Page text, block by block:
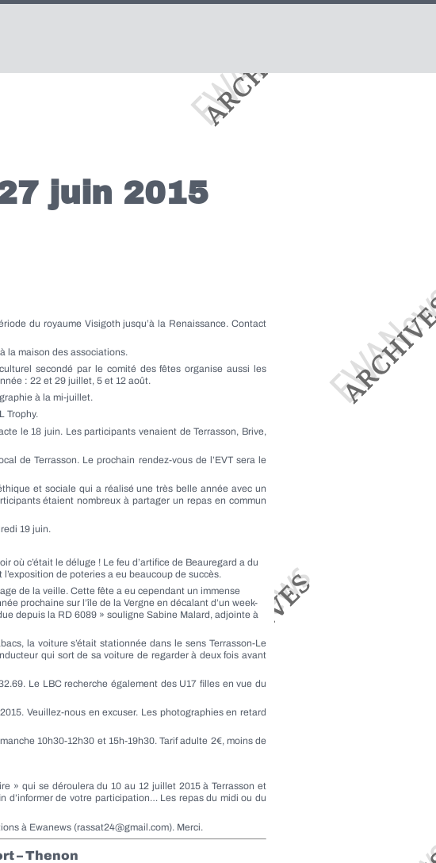
juin 2015
du royaume Visigoth jusqu’à la Renaissance. Contact
la maison des associations.
secondé par le comité des fêtes organise aussi les
: 22 et 29 juillet, 5 et 12 août.
à la mi-juillet.
Trophy.
le 18 juin. Les participants venaient de Terrasson, Brive,
de Terrasson. Le prochain rendez-vous de l’EVT sera le
et sociale qui a réalisé une très belle année avec un
étaient nombreux à partager un repas en commun
19 juin.
où c’était le déluge ! Le feu d’artifice de Beauregard a du
de poteries a eu beaucoup de succès.
de la veille. Cette fête a eu cependant un immense
prochaine sur l’île de la Vergne en décalant d’un week-
depuis la RD 6089 » souligne Sabine Malard, adjointe à
la voiture s’était stationnée dans le sens Terrasson-Le
qui sort de sa voiture de regarder à deux fois avant
Le LBC recherche également des U17 filles en vue du
Veuillez-nous en excuser. Les photographies en retard
10h30-12h30 et 15h-19h30. Tarif adulte 2€, moins de
» qui se déroulera du 10 au 12 juillet 2015 à Terrasson et
d’informer de votre participation… Les repas du midi ou du
à Ewanews (rassat24@gmail.com). Merci.
– Thenon